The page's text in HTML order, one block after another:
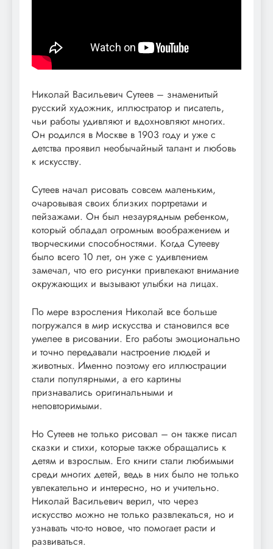
Николай Васильевич Сутеев – знаменитый
русский художник, иллюстратор и писатель,
чьи работы удивляют и вдохновляют многих.
Он родился в Москве в 1903 году и уже с
детства проявил необычайный талант и любовь
к искусству.
Сутеев начал рисовать совсем маленьким,
очаровывая своих близких портретами и
пейзажами. Он был незаурядным ребенком,
который обладал огромным воображением и
творческими способностями. Когда Сутееву
было всего 10 лет, он уже с удивлением
замечал, что его рисунки привлекают внимание
окружающих и вызывают улыбки на лицах.
По мере взросления Николай все больше
погружался в мир искусства и становился все
умелее в рисовании. Его работы эмоционально
и точно передавали настроение людей и
животных. Именно поэтому его иллюстрации
стали популярными, а его картины
признавались оригинальными и
неповторимыми.
Но Сутеев не только рисовал – он также писал
сказки и стихи, которые также обращались к
детям и взрослым. Его книги стали любимыми
среди многих детей, ведь в них было не только
увлекательно и интересно, но и учительно.
Николай Васильевич верил, что через
искусство можно не только развлекаться, но и
узнавать что-то новое, что помогает расти и
развиваться.